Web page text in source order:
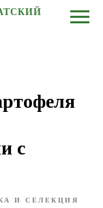
с
И СЕЛЕКЦИЯ